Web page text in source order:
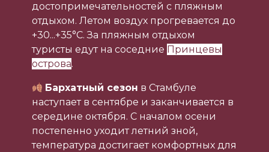
достопримечательностей с пляжным
отдыхом. Летом воздух прогревается до
+30...+35°С. За пляжным отдыхом
туристы едут на соседние Принцевы
острова.
Бархатный сезон в Стамбуле
наступает в сентябре и заканчивается в
середине октября. С началом осени
постепенно уходит летний зной,
температура достигает комфортных для